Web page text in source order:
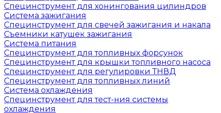
Специнструмент для хонингования цилиндров
Система зажигания
Специнструмент для свечей зажигания и накала
Съемники катушек зажигания
Система питания
Специнструмент для топливных форсунок
Специнструмент для крышки топливного насоса
Специнструмент для регулировки ТНВД
Специнструмент для топливных линий
Система охлаждения
Специнструмент для тест-ния системы
охлаждения